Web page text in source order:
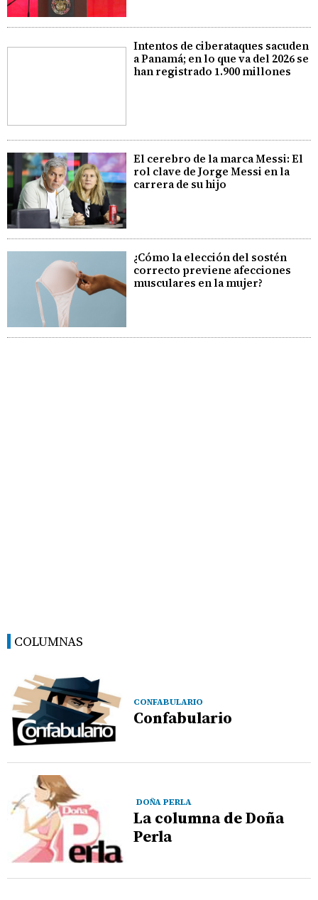
Intentos de ciberataques sacuden
a Panamá; en lo que va del 2026 se
han registrado 1.900 millones
El cerebro de la marca Messi: El
rol clave de Jorge Messi en la
carrera de su hijo
¿Cómo la elección del sostén
correcto previene afecciones
musculares en la mujer?
COLUMNAS
CONFABULARIO
Confabulario
DOÑA PERLA
La columna de Doña
Perla